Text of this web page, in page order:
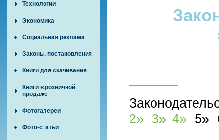
Технологии
Экономика
Социальная реклама
Законы, постановления
Книги для скачивания
Книги в розничной
продаже
Фотогалереи
Фото-статьи
2» 3» 4» 5»